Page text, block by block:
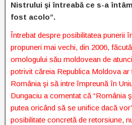
Nistrului şi întreabă ce s-a
fost acolo”.
Întrebat despre posibilitatea punerii
propuneri mai vechi, din 2006,
omologului său moldovean de
potrivit căreia Republica Moldova
România şi să intre împreună în
Dungaciu a comentat că “România
putea oricând să se unifice dacă
posibilitate concretă de retorsiune,